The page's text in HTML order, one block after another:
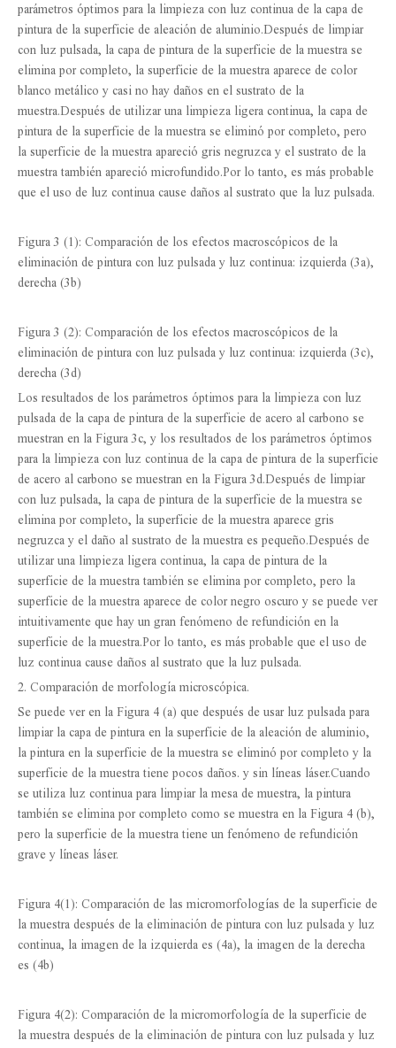
parámetros óptimos para la limpieza con luz continua de la capa de
pintura de la superficie de aleación de aluminio.Después de limpiar
con luz pulsada, la capa de pintura de la superficie de la muestra se
elimina por completo, la superficie de la muestra aparece de color
blanco metálico y casi no hay daños en el sustrato de la
muestra.Después de utilizar una limpieza ligera continua, la capa de
pintura de la superficie de la muestra se eliminó por completo, pero
la superficie de la muestra apareció gris negruzca y el sustrato de la
muestra también apareció microfundido.Por lo tanto, es más probable
que el uso de luz continua cause daños al sustrato que la luz pulsada.
Figura 3 (1): Comparación de los efectos macroscópicos de la
eliminación de pintura con luz pulsada y luz continua: izquierda (3a),
derecha (3b)
Figura 3 (2): Comparación de los efectos macroscópicos de la
eliminación de pintura con luz pulsada y luz continua: izquierda (3c),
derecha (3d)
Los resultados de los parámetros óptimos para la limpieza con luz
pulsada de la capa de pintura de la superficie de acero al carbono se
muestran en la Figura 3c, y los resultados de los parámetros óptimos
para la limpieza con luz continua de la capa de pintura de la superficie
de acero al carbono se muestran en la Figura 3d.Después de limpiar
con luz pulsada, la capa de pintura de la superficie de la muestra se
elimina por completo, la superficie de la muestra aparece gris
negruzca y el daño al sustrato de la muestra es pequeño.Después de
utilizar una limpieza ligera continua, la capa de pintura de la
superficie de la muestra también se elimina por completo, pero la
superficie de la muestra aparece de color negro oscuro y se puede ver
intuitivamente que hay un gran fenómeno de refundición en la
superficie de la muestra.Por lo tanto, es más probable que el uso de
luz continua cause daños al sustrato que la luz pulsada.
2. Comparación de morfología microscópica.
Se puede ver en la Figura 4 (a) que después de usar luz pulsada para
limpiar la capa de pintura en la superficie de la aleación de aluminio,
la pintura en la superficie de la muestra se eliminó por completo y la
superficie de la muestra tiene pocos daños. y sin líneas láser.Cuando
se utiliza luz continua para limpiar la mesa de muestra, la pintura
también se elimina por completo como se muestra en la Figura 4 (b),
pero la superficie de la muestra tiene un fenómeno de refundición
grave y líneas láser.
Figura 4(1): Comparación de las micromorfologías de la superficie de
la muestra después de la eliminación de pintura con luz pulsada y luz
continua, la imagen de la izquierda es (4a), la imagen de la derecha
es (4b)
Figura 4(2): Comparación de la micromorfología de la superficie de
la muestra después de la eliminación de pintura con luz pulsada y luz